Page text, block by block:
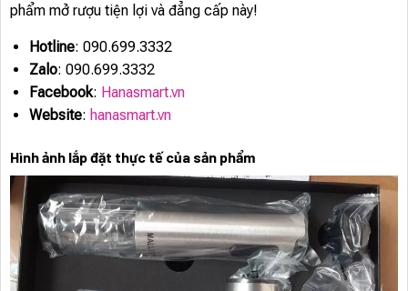
phẩm mở rượu tiện lợi và đẳng cấp này!
Hotline: 090.699.3332
Zalo: 090.699.3332
Facebook: Hanasmart.vn
Website: hanasmart.vn
Hình ảnh lắp đặt thực tế của sản phẩm